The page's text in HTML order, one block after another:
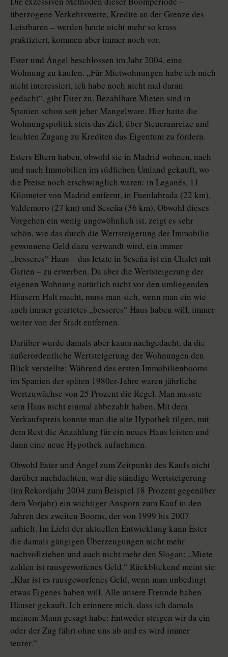
überzogene Verkehrswerte, Kredite an der Grenze des
Leistbaren – werden heute nicht mehr so krass
praktiziert, kommen aber immer noch vor.
Ester und Ángel beschlossen im Jahr 2004, eine
Wohnung zu kaufen. „Für Mietwohnungen habe ich mich
nicht interessiert, ich habe noch nicht mal daran
gedacht“, gibt Ester zu. Bezahlbare Mieten sind in
Spanien schon seit jeher Mangelware. Hier hatte die
Wohnungspolitik stets das Ziel, über Steueranreize und
leichten Zugang zu Krediten das Eigentum zu fördern.
Esters Eltern haben, obwohl sie in Madrid wohnen, nach
und nach Immobilien im südlichen Umland gekauft, wo
die Preise noch erschwinglich waren: in Leganés, 11
Kilometer von Madrid entfernt, in Fuenlabrada (22 km),
Valdemoro (27 km) und Seseña (36 km). Obwohl dieses
Vorgehen ein wenig ungewöhnlich ist, zeigt es sehr
schön, wie das durch die Wertsteigerung der Immobilie
gewonnene Geld dazu verwandt wird, ein immer
„besseres“ Haus – das letzte in Seseña ist ein Chalet mit
Garten – zu erwerben. Da aber die Wertsteigerung der
eigenen Wohnung natürlich nicht vor den umliegenden
Häusern Halt macht, muss man sich, wenn man ein wie
auch immer geartetes „besseres“ Haus haben will, immer
weiter von der Stadt entfernen.
Darüber wurde damals aber kaum nachgedacht, da die
außerordentliche Wertsteigerung der Wohnungen den
Blick verstellte: Während des ersten Immobilienbooms
im Spanien der späten 1980er-Jahre waren jährliche
Wertzuwächse von 25 Prozent die Regel. Man musste
sein Haus nicht einmal abbezahlt haben. Mit dem
Verkaufspreis konnte man die alte Hypothek tilgen, mit
dem Rest die Anzahlung für ein neues Haus leisten und
dann eine neue Hypothek aufnehmen.
Obwohl Ester und Ángel zum Zeitpunkt des Kaufs nicht
darüber nachdachten, war die ständige Wertsteigerung
(im Rekordjahr 2004 zum Beispiel 18 Prozent gegenüber
dem Vorjahr) ein wichtiger Ansporn zum Kauf in den
Jahren des zweiten Booms, der von 1999 bis 2007
anhielt. Im Licht der aktuellen Entwicklung kann Ester
die damals gängigen Überzeugungen nicht mehr
nachvollziehen und auch nicht mehr den Slogan: „Miete
zahlen ist rausgeworfenes Geld.“ Rückblickend meint sie:
„Klar ist es rausgeworfenes Geld, wenn man unbedingt
etwas Eigenes haben will. Alle unsere Freunde haben
Häuser gekauft. Ich erinnere mich, dass ich damals
meinem Mann gesagt habe: Entweder steigen wir da ein
oder der Zug fährt ohne uns ab und es wird immer
teurer.“